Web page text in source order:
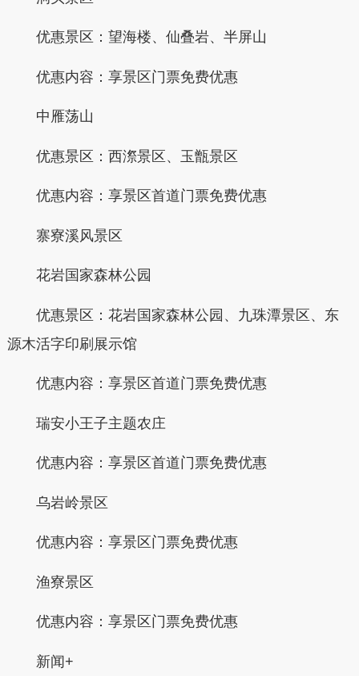
优惠景区：望海楼、仙叠岩、半屏山
优惠内容：享景区门票免费优惠
中雁荡山
优惠景区：西漈景区、玉甑景区
优惠内容：享景区首道门票免费优惠
寨寮溪风景区
花岩国家森林公园
优惠景区：花岩国家森林公园、九珠潭景区、东
源木活字印刷展示馆
优惠内容：享景区首道门票免费优惠
瑞安小王子主题农庄
优惠内容：享景区首道门票免费优惠
乌岩岭景区
优惠内容：享景区门票免费优惠
渔寮景区
优惠内容：享景区门票免费优惠
新闻+